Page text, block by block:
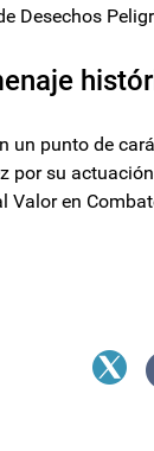
Desechos
un punto de
por su
Valor en
Reino Unido y
pugna por